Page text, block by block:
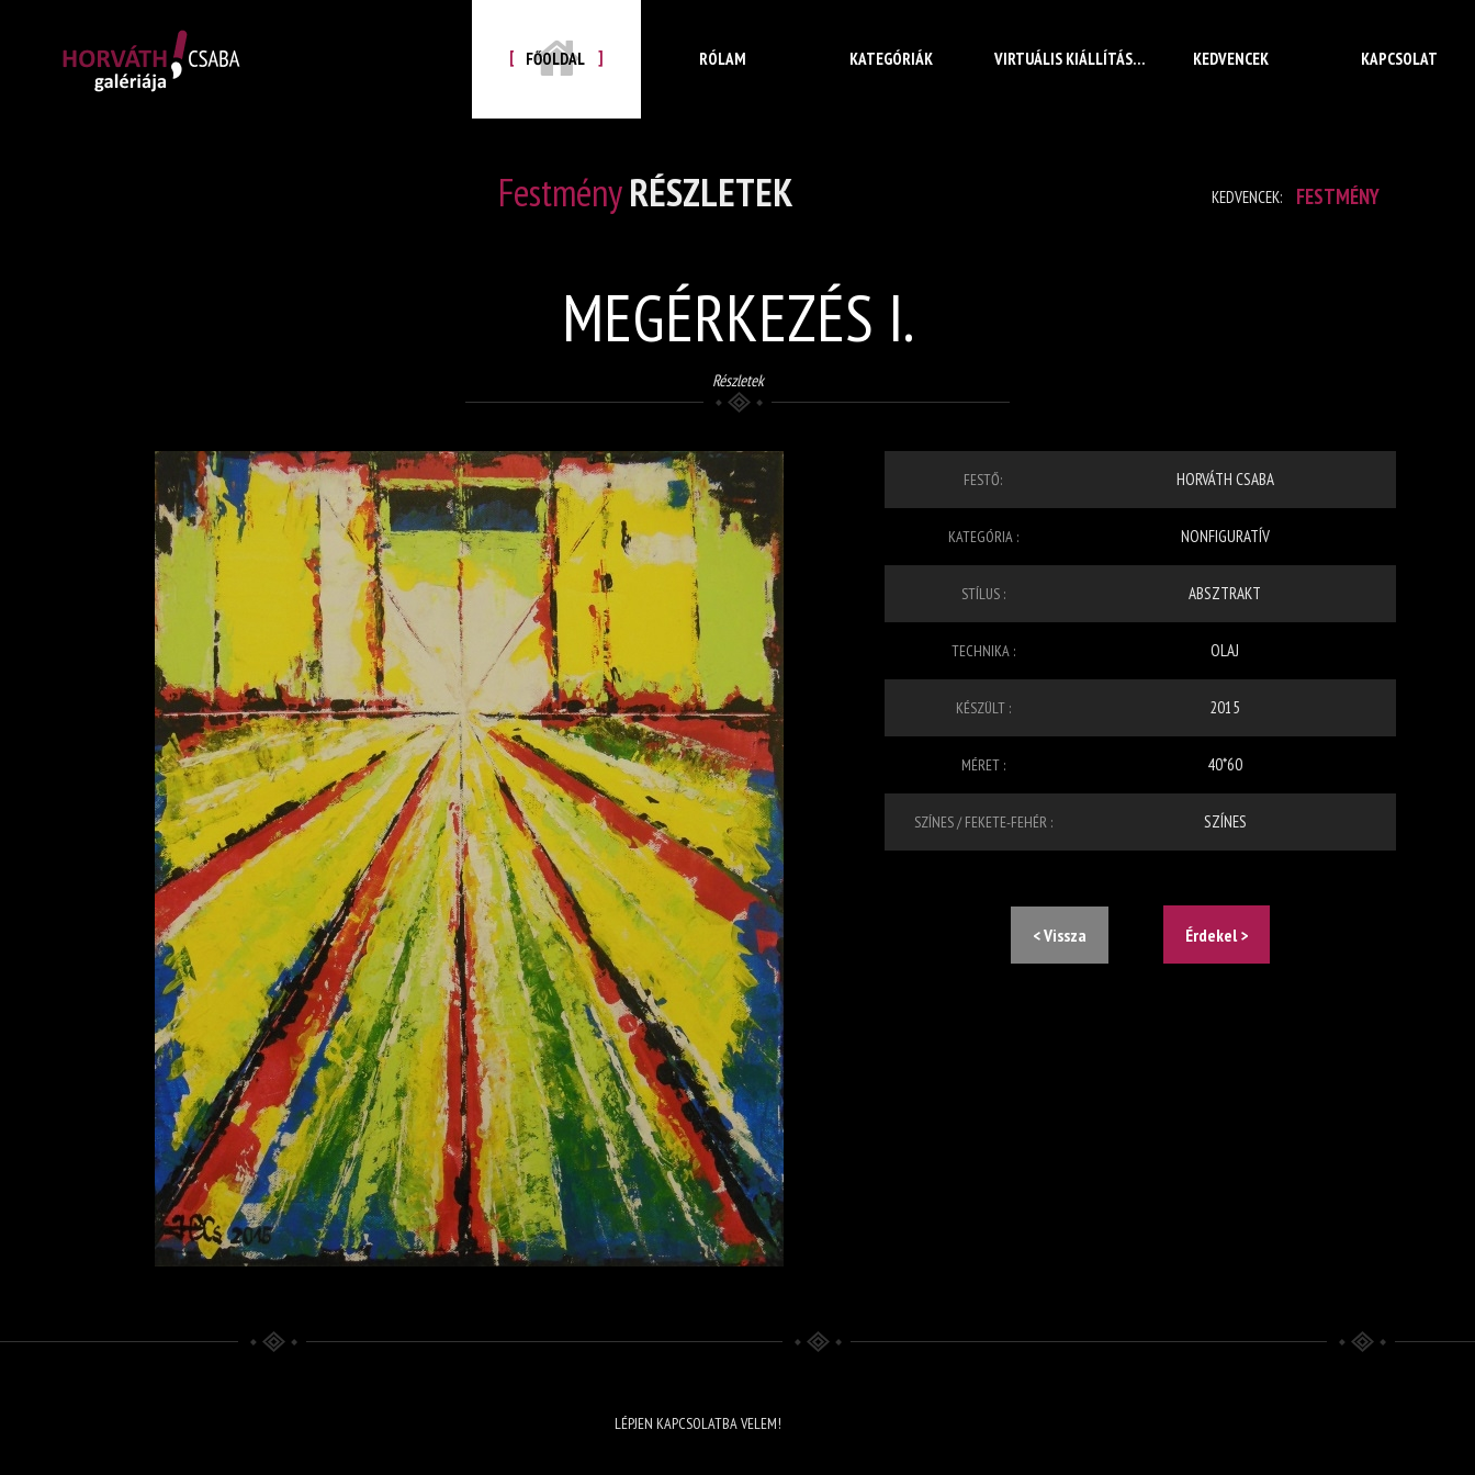
FŐOLDAL RÓLAM KATEGÓRIÁK VIRTUÁLIS KIÁLLÍTÁS KEDVENCEK KAPCSOLAT
FestményRÉSZLETEK KEDVENCEK: FESTMÉNY
MEGÉRKEZÉS I.
Részletek
FESTŐ: HORVÁTH CSABA
KATEGÓRIA : NONFIGURATÍV
STÍLUS : ABSZTRAKT
TECHNIKA : OLAJ
KÉSZÜLT : 2015
MÉRET : 40*60
SZÍNES / FEKETE-FEHÉR : SZÍNES
< Vissza Érdekel >
LÉPJEN KAPCSOLATBA VELEM!